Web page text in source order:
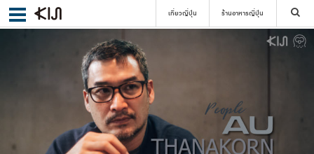
เที่ยวญี่ปุ่น ร้านอาหารญี่ปุ่น
เลือกย่าน